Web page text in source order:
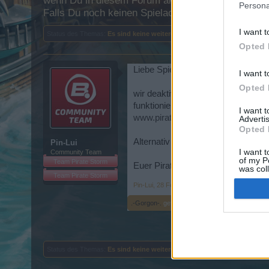
I want
Opted
I want
Opted
I want
Opted
I want
of my
was
Opted
Falls Du noch keinen Spielaccount besitzt, bitte
Es sind keine weiteren Antworten möglich.
Pin-Lui
Community Team
Team Pirate Storm
Team Pirate Storm
Liebe Spieler,
wir deaktivieren momentan einige
funktioniert, so könnt Ihr das
www.piratestorm.com
Alternativ könnt Ihr auch unsere
Euer PirateStorm Community
Pin-Lui 28 Februar 2019
.-Gorgon-. gefällt dies.
Es sind keine weiteren Antworten möglich.